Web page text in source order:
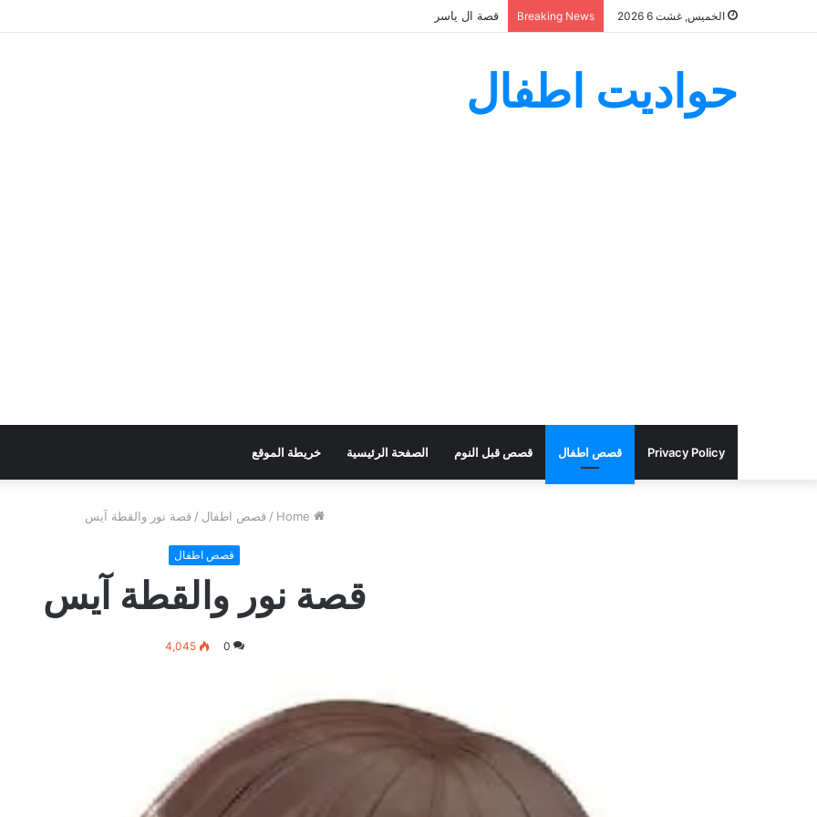
الخميس, غشت 6 2026 Breaking News قصة ال ياسر
حواديت اطفال
Privacy Policy قصص اطفال قصص قبل النوم الصفحة الرئيسية خريطة الموقع
/ قصص اطفال / قصة نور والقطة آيس
قصص اطفال
قصة نور والقطة آيس
0
4,045